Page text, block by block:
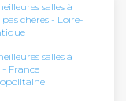
salles à
chères - Loire-
salles à
- France